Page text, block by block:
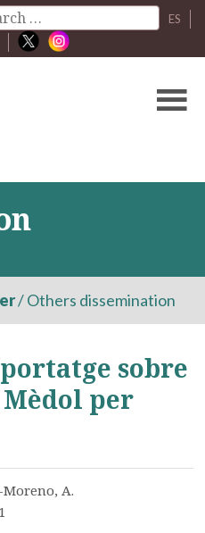
ES
/Others dissemination
sobre
per
A.